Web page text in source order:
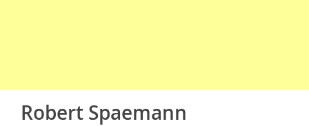
Robert Spaemann